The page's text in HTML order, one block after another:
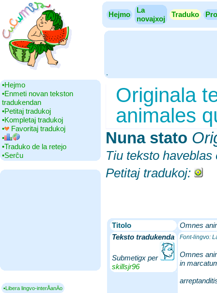
Hejmo
La
novajxoj
Traduko
.
•‎Hejmo
•‎Enmeti novan tekston
tradukendan
•‎Petitaj tradukoj
•‎Kompletaj tradukoj
•‎
Favoritaj tradukoj
•‎
•‎Traduko de la retejo
•‎Serĉu
▪Libera lingvo-interÅanÄo
Originala
animales
Nuna stato
Tiu teksto
Petitaj tradukoj:
Titolo
Omnes
Teksto tradukenda
Submetigx per
skillsjr96
Font-lingvo:
Omnes
in